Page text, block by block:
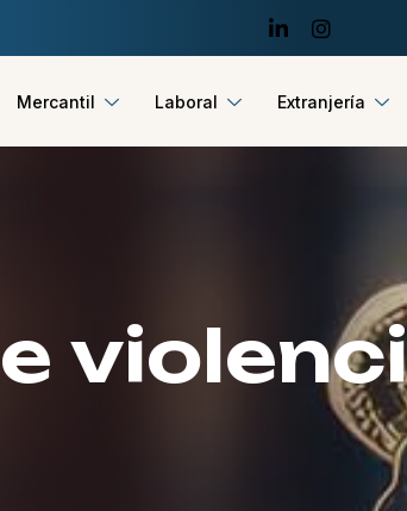
Mercantil Laboral Extranjería
e violenci